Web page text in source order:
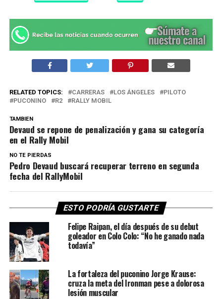
RELATED TOPICS: CARRERAS LOS ÁNGELES
PILOTO
PUCONINO
R2 RALLY MOBIL
TAMBIEN
Devaud se repone de penalización y gana su categoría
en el Rally Mobil
NO TE PIERDAS
Pedro Devaud buscará recuperar terreno en segunda
fecha del RallyMobil
ESTO PODRÍA GUSTARTE
Felipe Raipan, el día después de su debut
goleador en Colo Colo: “No he ganado nada
todavía”
La fortaleza del puconino Jorge Krause:
cruza la meta del Ironman pese a dolorosa
lesión muscular